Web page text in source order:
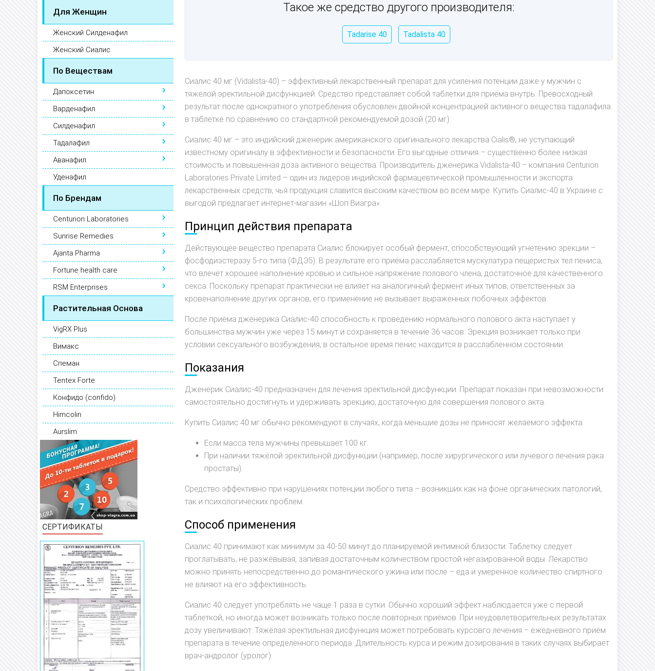
Для Женщин
Женский Силденафил
Женский Сиалис
По Веществам
Дапоксетин
Варденафил
Силденафил
Тадалафил
Аванафил
Уденафил
По Брендам
Centurion Laboratories
Sunrise Remedies
Ajanta Pharma
Fortune health care
RSM Enterprises
Растительная Основа
VigRX Plus
Вимакс
Спеман
Tentex Forte
Конфидо (confido)
Himcolin
Aurslim
СЕРТИФИКАТЫ
Такое же средство другого производителя:
Tadarise 40 Tadalista 40
Сиалис 40 мг (Vidalista-40) – эффективный лекарственный препарат для усиления потенции даже у мужчин с
тяжёлой эректильной дисфункцией. Средство представляет собой таблетки для приёма внутрь. Превосходный
результат после однократного употребления обусловлен двойной концентрацией активного вещества тадалафила
в таблетке по сравнению со стандартной рекомендуемой дозой (20 мг).
Сиалис 40 мг – это индийский дженерик американского оригинального лекарства Cialis®, не уступающий
известному оригиналу в эффективности и безопасности. Его выгодные отличия – существенно более низкая
стоимость и повышенная доза активного вещества. Производитель дженерика Vidalista-40 – компания Centurion
Laboratories Private Limited – один из лидеров индийской фармацевтической промышленности и экспорта
лекарственных средств, чья продукция славится высоким качеством во всём мире. Купить Сиалис-40 в Украине с
выгодой предлагает интернет-магазин «Шоп Виагра».
Принцип действия препарата
Действующее вещество препарата Сиалис блокирует особый фермент, способствующий угнетению эрекции –
фосфодиэстеразу 5-го типа (ФДЭ5). В результате его приёма расслабляется мускулатура пещеристых тел пениса,
что влечёт хорошее наполнение кровью и сильное напряжение полового члена, достаточное для качественного
секса. Поскольку препарат практически не влияет на аналогичный фермент иных типов, ответственных за
кровенаполнение других органов, его применение не вызывает выраженных побочных эффектов.
После приёма дженерика Сиалис-40 способность к проведению нормального полового акта наступает у
большинства мужчин уже через 15 минут и сохраняется в течение 36 часов. Эрекция возникает только при
условии сексуального возбуждения, в остальное время пенис находится в расслабленном состоянии.
Показания
Дженерик Сиалис-40 предназначен для лечения эректильной дисфункции. Препарат показан при невозможности
самостоятельно достигнуть и удерживать эрекцию, достаточную для совершения полового акта.
Купить Сиалис 40 мг обычно рекомендуют в случаях, когда меньшие дозы не приносят желаемого эффекта:
Если масса тела мужчины превышает 100 кг.
При наличии тяжёлой эректильной дисфункции (например, после хирургического или лучевого лечения рака
простаты).
Средство эффективно при нарушениях потенции любого типа – возникших как на фоне органических патологий,
так и психологических проблем.
Способ применения
Сиалис 40 принимают как минимум за 40-50 минут до планируемой интимной близости. Таблетку следует
проглатывать, не разжёвывая, запивая достаточным количеством простой негазированной воды. Лекарство
можно принять непосредственно до романтического ужина или после – еда и умеренное количество спиртного
не влияют на его эффективность.
Сиалис 40 следует употреблять не чаще 1 раза в сутки. Обычно хороший эффект наблюдается уже с первой
таблеткой, но иногда может возникать только после повторных приёмов. При неудовлетворительных результатах
дозу увеличивают. Тяжёлая эректильная дисфункция может потребовать курсовго лечения – ежедневного приём
препарата в течение определённого периода. Длительность курса и режим дозирования в таких случаях выбирает
врач-андролог (уролог).